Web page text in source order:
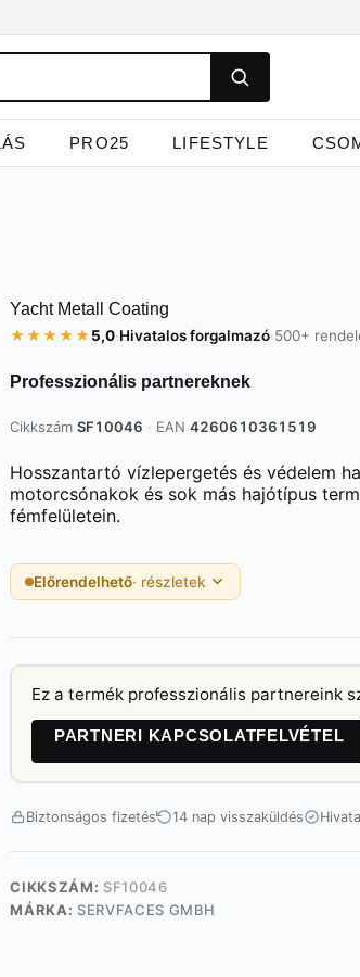
PRO25 LIFESTYLE
Yacht Metall Coating
★★★★★5,0·Hivatalos forgalmazó·500+
Professzionális partnereknek
CikkszámSF10046 · EAN4260610361519
Hosszantartó vízlepergetés és védelem
motorcsónakok és sok más hajótípus
fémfelületein.
Előrendelhető· részletek
Ez a termék professzionális partnereink
PARTNERI KAPCSOLATFELVÉTEL
Biztonságos fizetés 14 nap visszaküldés
CIKKSZÁM: SF10046
MÁRKA: SERVFACES GMBH